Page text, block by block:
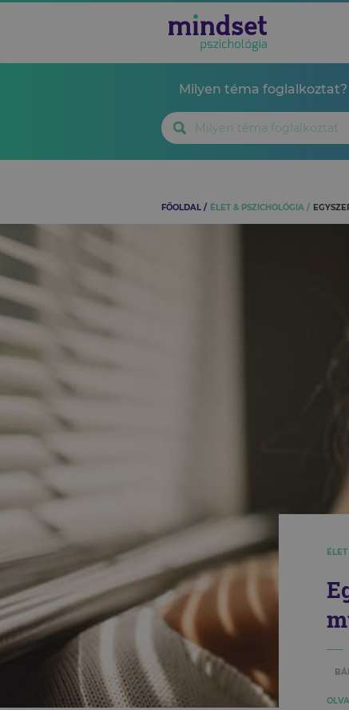
Milyen téma foglalkoztat?
FŐOLDAL ÉLET & PSZICHOLÓGIA